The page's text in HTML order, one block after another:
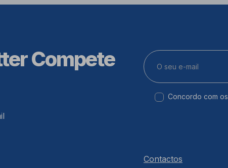
Compete
Concordo com os
Contactos